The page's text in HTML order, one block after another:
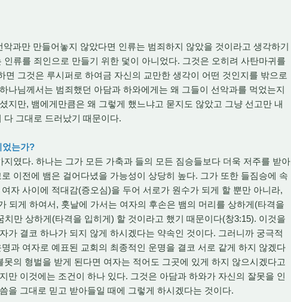
과만 만들어놓지 않았다면 인류는 범죄하지 않았을 것이라고 생각하기
류를 죄인으로 만들기 위한 덫이 아니었다. 그것은 오히려 사탄마귀를
그것은 루시퍼로 하여금 자신의 교만한 생각이 어떤 것인지를 밖으로
나님께서는 범죄했던 아담과 하와에게는 왜 그들이 선악과를 먹었는지
지만, 뱀에게만큼은 왜 그렇게 했느냐고 묻지도 않았고 그냥 선고만 내
그대로 드러났기 때문이다.
었는가?
였다. 하나는 그가 모든 가축과 들의 모든 짐승들보다 더욱 저주를 받아
이전에 뱀은 걸어다녔을 가능성이 상당히 높다. 그가 또한 들짐승에 속
자 사이에 적대감(증오심)을 두어 서로가 원수가 되게 할 뿐만 아니라,
되게 하여서, 훗날에 가서는 여자의 후손은 뱀의 머리를 상하게(타격을
만 상하게(타격을 입히게) 할 것이라고 했기 때문이다(창3:15). 이것을
가 결코 하나가 되지 않게 하시겠다는 약속인 것이다. 그러니까 궁극적
과 여자로 예표된 교회의 최종적인 운명을 결코 서로 같게 하지 않겠다
의 형벌을 받게 된다면 여자는 적어도 그곳에 있게 하지 않으시겠다고
만 이것에는 조건이 하나 있다. 그것은 아담과 하와가 자신의 잘못을 인
을 그대로 믿고 받아들일 때에 그렇게 하시겠다는 것이다.